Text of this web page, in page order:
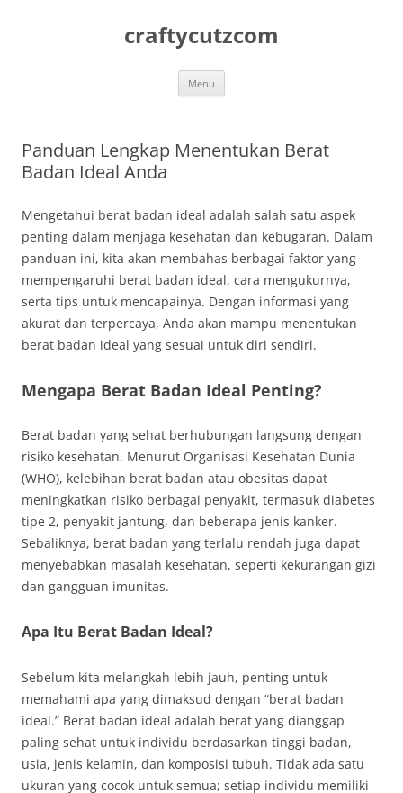
craftycutzcom
Menu
Panduan Lengkap Menentukan Berat
Badan Ideal Anda
Mengetahui berat badan ideal adalah salah satu aspek
penting dalam menjaga kesehatan dan kebugaran. Dalam
panduan ini, kita akan membahas berbagai faktor yang
mempengaruhi berat badan ideal, cara mengukurnya,
serta tips untuk mencapainya. Dengan informasi yang
akurat dan terpercaya, Anda akan mampu menentukan
berat badan ideal yang sesuai untuk diri sendiri.
Mengapa Berat Badan Ideal Penting?
Berat badan yang sehat berhubungan langsung dengan
risiko kesehatan. Menurut Organisasi Kesehatan Dunia
(WHO), kelebihan berat badan atau obesitas dapat
meningkatkan risiko berbagai penyakit, termasuk diabetes
tipe 2, penyakit jantung, dan beberapa jenis kanker.
Sebaliknya, berat badan yang terlalu rendah juga dapat
menyebabkan masalah kesehatan, seperti kekurangan gizi
dan gangguan imunitas.
Apa Itu Berat Badan Ideal?
Sebelum kita melangkah lebih jauh, penting untuk
memahami apa yang dimaksud dengan “berat badan
ideal.” Berat badan ideal adalah berat yang dianggap
paling sehat untuk individu berdasarkan tinggi badan,
usia, jenis kelamin, dan komposisi tubuh. Tidak ada satu
ukuran yang cocok untuk semua; setiap individu memiliki